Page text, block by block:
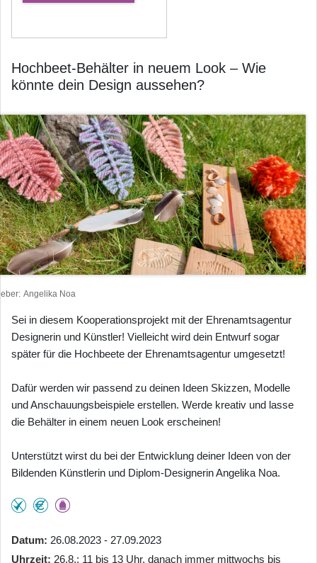
Hochbeet-Behälter in neuem Look – Wie
könnte dein Design aussehen?
Angelika Noa
Sei in diesem Kooperationsprojekt mit der Ehrenamtsagentur
Designerin und Künstler! Vielleicht wird dein Entwurf sogar
später für die Hochbeete der Ehrenamtsagentur umgesetzt!
Dafür werden wir passend zu deinen Ideen Skizzen, Modelle
und Anschauungsbeispiele erstellen. Werde kreativ und lasse
die Behälter in einem neuen Look erscheinen!
Unterstützt wirst du bei der Entwicklung deiner Ideen von der
Bildenden Künstlerin und Diplom-Designerin Angelika Noa.
Datum 26.08.2023 - 27.09.2023
Uhrzeit 26.8.: 11 bis 13 Uhr, danach immer mittwochs bis